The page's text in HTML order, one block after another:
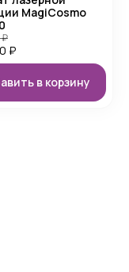
MagiCosmo
₽
₽
в корзину